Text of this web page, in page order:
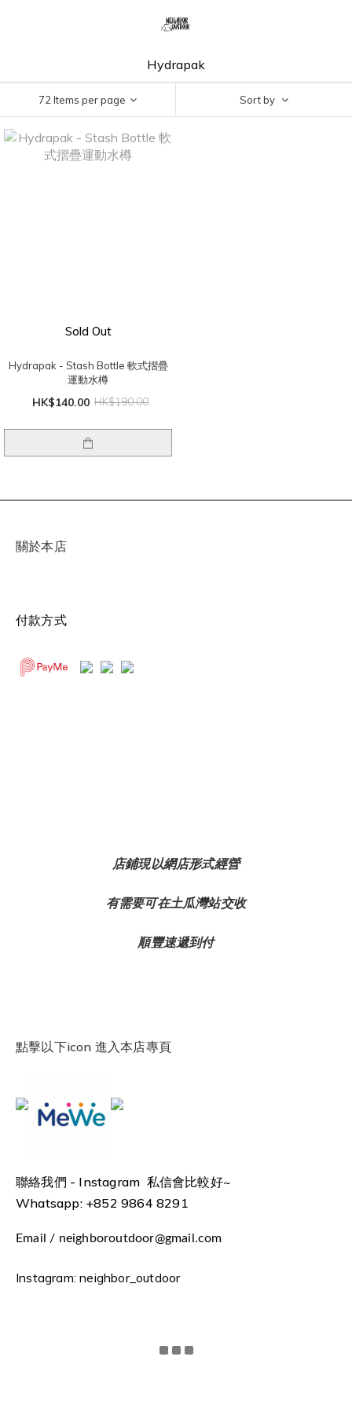
Hydrapak
72 Items per page Sort by
Sold Out
Hydrapak - Stash Bottle 軟式摺疊
運動水樽
HK$140.00 HK$190.00
關於本店
付款方式
店鋪現以網店形式經營
有需要可在土瓜灣站交收
順豐速遞到付
點擊以下icon 進入本店專頁
聯絡我們 - Instagram 私信會比較好~
Whatsapp: +852 9864 8291
Email / neighboroutdoor@gmail.com
Instagram: neighbor_outdoor